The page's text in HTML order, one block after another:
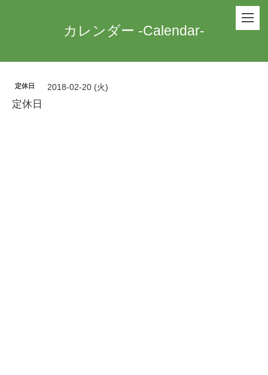
カレンダー -Calendar-
定休日 2018-02-20 (火)
定休日